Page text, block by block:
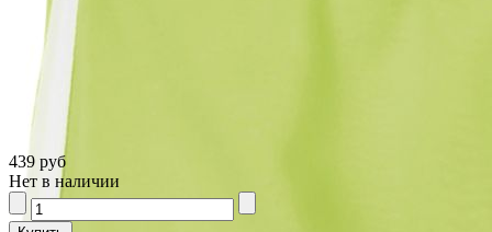
439 руб
Нет в наличии